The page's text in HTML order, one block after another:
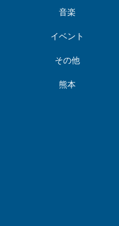
音楽
イベント
その他
熊本